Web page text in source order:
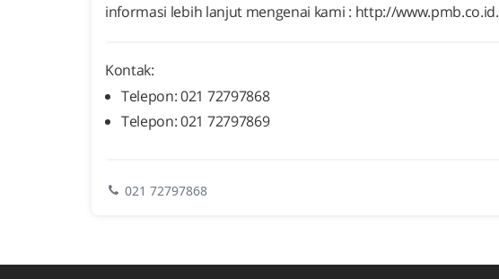
informasi lebih lanjut mengenai kami : http://www.pmb.co.id.
Kontak:
Telepon: 021 72797868
Telepon: 021 72797869
021 72797868